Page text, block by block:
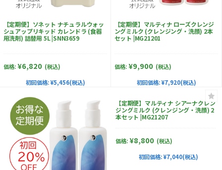
【定期便】ソネット ナチュラルウォッ
シュアップリキッド カレンドラ (食器
用洗剤) 詰替用 5L |SNN3659
価格: ¥6,820 (税込)
初回価格: ¥5,456(税込)
【定期便】マルティナ ローズクレンジ
ングミルク (クレンジング・洗顔) 2本
セット |MG21201
価格: ¥9,900 (税込)
初回価格: ¥7,920(税込)
【定期便】マルティナ シアーナクレン
ジングミルク (クレンジング・洗顔) 2
本セット |MG21207
価格:¥8,800 (税込)
初回価格: ¥7,040(税込)